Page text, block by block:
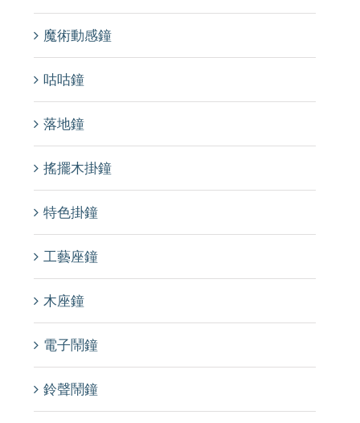
魔術動感鐘
咕咕鐘
落地鐘
搖擺木掛鐘
特色掛鐘
工藝座鐘
木座鐘
電子鬧鐘
鈴聲鬧鐘